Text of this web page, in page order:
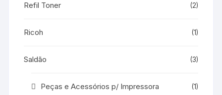
Refil Toner (2)
Ricoh (1)
Saldão (3)
Peças e Acessórios p/ Impressora (1)